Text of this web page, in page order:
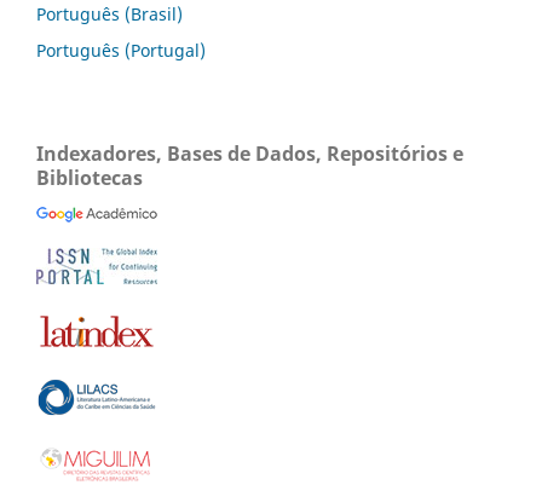
Português (Brasil)
Português (Portugal)
Indexadores, Bases de Dados, Repositórios e
Bibliotecas